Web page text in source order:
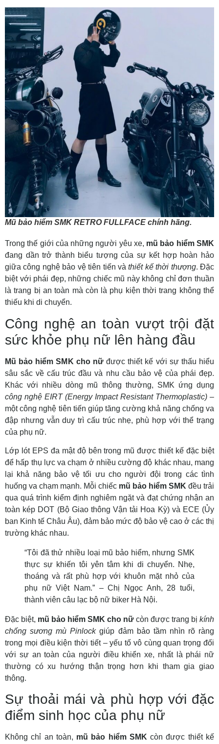
Mũ bảo hiểm SMK RETRO FULLFACE chính hãng.
Trong thế giới của những người yêu xe, mũ bảo hiểm SMK
đang dần trở thành biểu tượng của sự kết hợp hoàn hảo
giữa công nghệ bảo vệ tiên tiến vàthiết kế thời thượng. Đặc
biệt với phái đẹp, những chiếc mũ này không chỉ đơn thuần
là trang bị an toàn mà còn là phụ kiện thời trang không thể
thiếu khi di chuyển.
Công nghệ an toàn vượt trội đặt
sức khỏe phụ nữ lên hàng đầu
Mũ bảo hiểm SMK cho nữđược thiết kế với sự thấu hiểu
sâu sắc về cấu trúc đầu và nhu cầu bảo vệ của phái đẹp.
Khác với nhiều dòng mũ thông thường, SMK ứng dụng
công nghệ EIRT (Energy Impact Resistant Thermoplastic) –
một công nghệ tiên tiến giúp tăng cường khả năng chống va
đập nhưng vẫn duy trì cấu trúc nhẹ, phù hợp với thể trạng
của phụ nữ.
Lớp lót EPS đa mật độ bên trong mũ được thiết kế đặc biệt
để hấp thụ lực va chạm ở nhiều cường độ khác nhau, mang
lại khả năng bảo vệ tối ưu cho người đội trong các tình
huống va chạm mạnh. Mỗi chiếc mũ bảo hiểm SMK đều trải
qua quá trình kiểm định nghiêm ngặt và đạt chứng nhận an
toàn kép DOT (Bộ Giao thông Vận tải Hoa Kỳ) và ECE (Ủy
ban Kinh tế Châu Âu), đảm bảo mức độ bảo vệ cao ở các thị
trường khác nhau.
“Tôi đã thử nhiều loại mũ bảo hiểm, nhưng SMK
thực sự khiến tôi yên tâm khi di chuyển. Nhẹ,
thoáng và rất phù hợp với khuôn mặt nhỏ của
phụ nữ Việt Nam.” – Chị Ngọc Anh, 28 tuổi,
thành viên câu lạc bộ nữ biker Hà Nội.
Đặc biệt, mũ bảo hiểm SMK cho nữ còn được trang bị kính
chống sương mù Pinlockgiúp đảm bảo tầm nhìn rõ ràng
trong mọi điều kiện thời tiết – yếu tố vô cùng quan trọng đối
với sự an toàn của người điều khiển xe, nhất là phái nữ
thường có xu hướng thận trọng hơn khi tham gia giao
thông.
Sự thoải mái và phù hợp với đặc
điểm sinh học của phụ nữ
Không chỉ an toàn, mũ bảo hiểm SMK còn được thiết kế